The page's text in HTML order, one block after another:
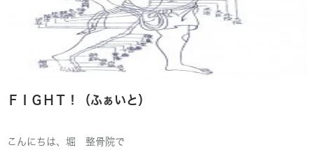
ＦＩＧＨＴ！（ふぁいと）
こんにちは、堀 整骨院で